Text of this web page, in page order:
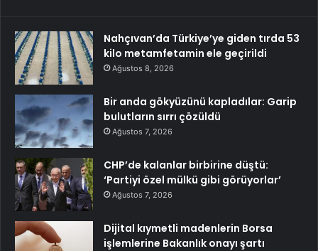
Nahçıvan’da Türkiye’ye giden tırda 53
kilo metamfetamin ele geçirildi
Ağustos 8, 2026
Bir anda gökyüzünü kapladılar: Garip
bulutların sırrı çözüldü
Ağustos 7, 2026
CHP’de kalanlar birbirine düştü:
‘Partiyi özel mülkü gibi görüyorlar’
Ağustos 7, 2026
Dijital kıymetli madenlerin Borsa
işlemlerine Bakanlık onayı şartı